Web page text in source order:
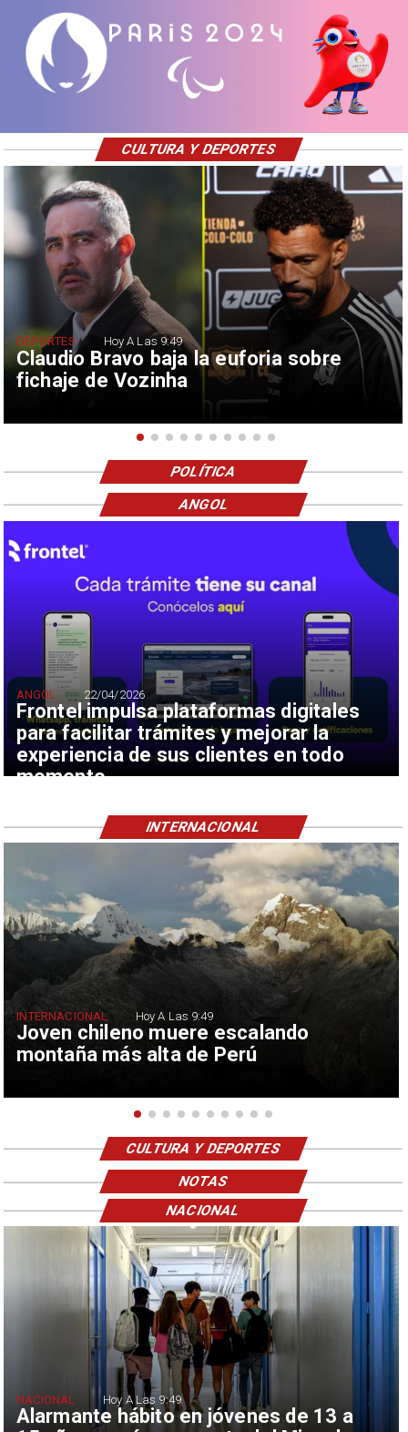
Claudio Bravo baja la euforia sobre
fichaje de Vozinha
DEPORTES Hoy A Las 9:49
CULTURA Y DEPORTES
POLÍTICA
Frontel impulsa plataformas digitales
para facilitar trámites y mejorar la
experiencia de sus clientes en todo
momento
ANGOL 22/04/2026
ANGOL
Joven chileno muere escalando
montaña más alta de Perú
INTERNACIONAL Hoy A Las 9:49
INTERNACIONAL
CULTURA Y DEPORTES
NOTAS
Alarmante hábito en jóvenes de 13 a
NACIONAL Hoy A Las 9:49
NACIONAL